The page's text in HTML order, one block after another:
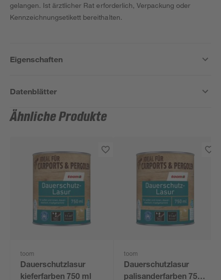
gelangen. Ist ärztlicher Rat erforderlich, Verpackung oder
Kennzeichnungsetikett bereithalten.
Eigenschaften
Datenblätter
Ähnliche Produkte
toom
Dauerschutzlasur
kieferfarben 750 ml
toom
Dauerschutzlasur
palisanderfarben 750